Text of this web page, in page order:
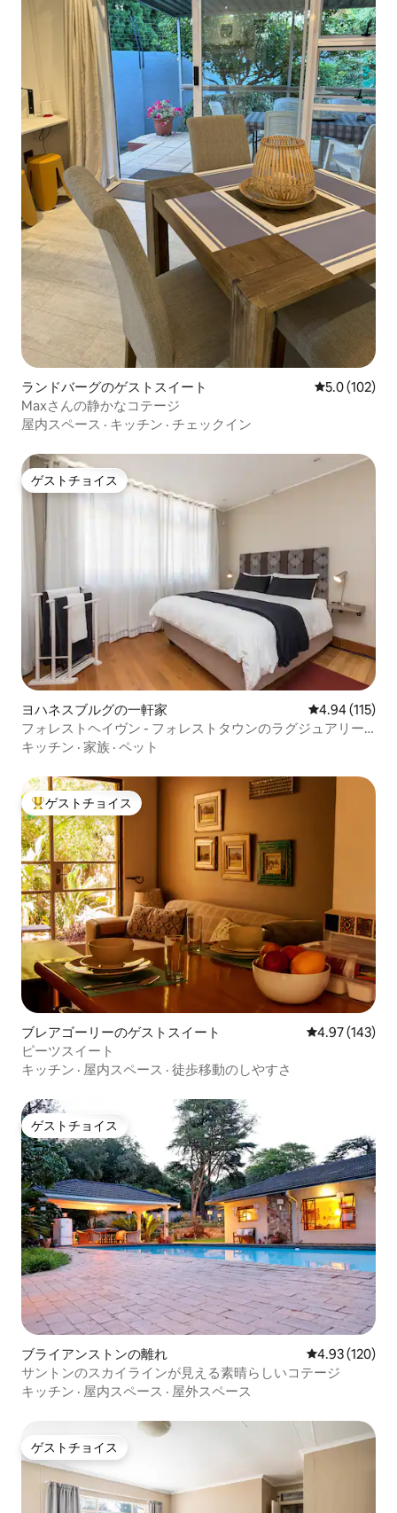
ランドバーグのゲストスイート レビュー102
5.0 (102)
Maxさんの静かなコテージ
屋内スペース · キッチン · チェックイン
ゲストチョイス
ゲストチョイス
ヨハネスブルグの一軒家 レビュー115
4.94 (115)
フォレストヘイヴン - フォレストタウンのラグジュアリー
スイート
キッチン · 家族 · ペット
大好評のゲストチョイスです。
ゲストチョイス
ブレアゴーリーのゲストスイート レビュー143
4.97 (143)
ピーツスイート
キッチン · 屋内スペース · 徒歩移動のしやすさ
ゲストチョイス
ゲストチョイス
ブライアンストンの離れ レビュー120
4.93 (120)
サントンのスカイラインが見える素晴らしいコテージ
キッチン · 屋内スペース · 屋外スペース
ゲストチョイス
ゲストチョイス